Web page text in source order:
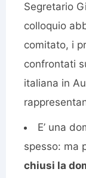
Segretario
colloquio
comitato, i
confrontati
italiana in
E’ una
spesso: ma
chiusi la